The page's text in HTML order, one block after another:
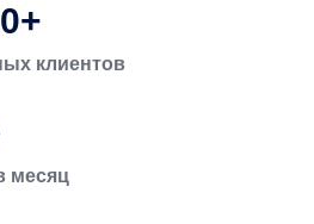
клиентов
месяц